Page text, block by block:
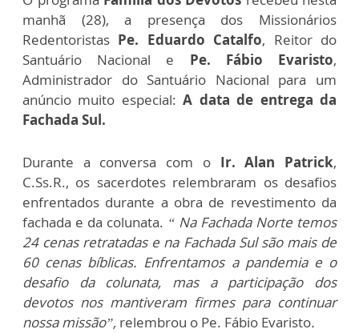
manhã (28), a presença dos Missionários
Redentoristas Pe. Eduardo Catalfo, Reitor do
Santuário Nacional e Pe. Fábio Evaristo,
Administrador do Santuário Nacional para um
anúncio muito especial:A data de entrega da
Fachada Sul.
Durante a conversa com o Ir. Alan Patrick,
C.Ss.R., os sacerdotes relembraram os desafios
enfrentados durante a obra de revestimento da
fachada e da colunata. “ Na Fachada Norte temos
24 cenas retratadas e na Fachada Sul são mais de
60 cenas bíblicas. Enfrentamos a pandemia e o
desafio da colunata, mas a participação dos
devotos nos mantiveram firmes para continuar
nossa missão”, relembrou o Pe. Fábio Evaristo.